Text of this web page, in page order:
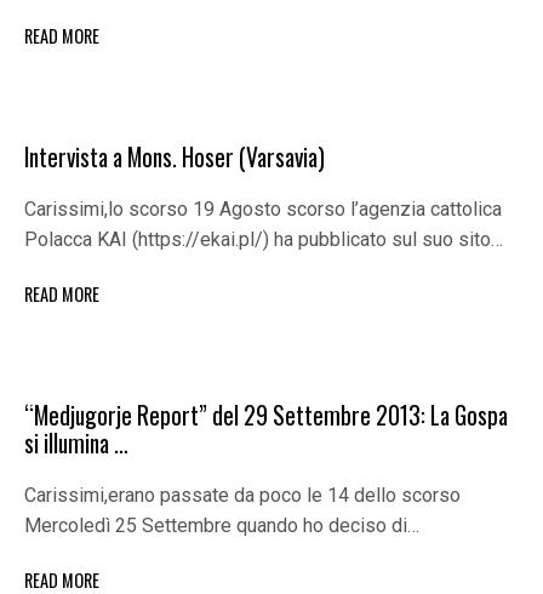
READ MORE
Intervista a Mons. Hoser (Varsavia)
Carissimi,lo scorso 19 Agosto scorso l’agenzia cattolica
Polacca KAI (https://ekai.pl/) ha pubblicato sul suo sito…
READ MORE
“Medjugorje Report” del 29 Settembre 2013: La Gospa
si illumina …
Carissimi,erano passate da poco le 14 dello scorso
Mercoledì 25 Settembre quando ho deciso di…
READ MORE